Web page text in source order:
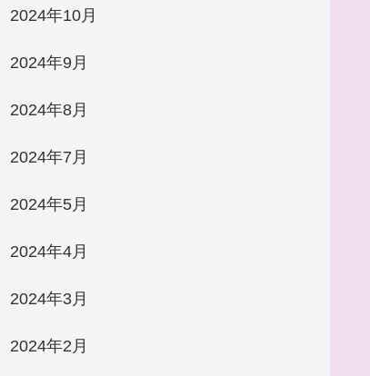
2024年10月
2024年9月
2024年8月
2024年7月
2024年5月
2024年4月
2024年3月
2024年2月